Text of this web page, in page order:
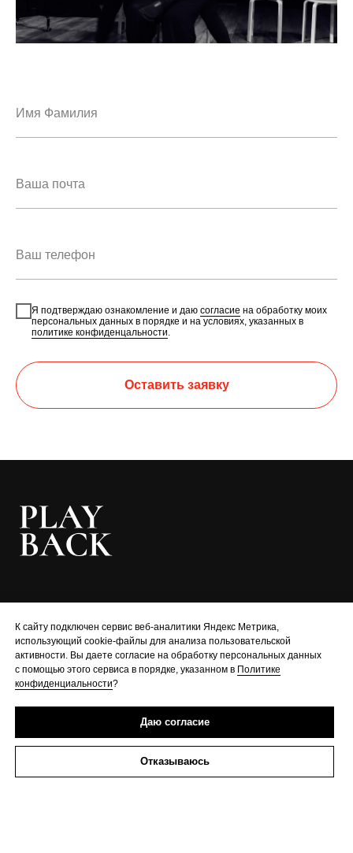
К сайту подключен сервис веб-аналитики Яндекс Метрика,
использующий cookie-файлы для анализа пользовательской
активности. Вы даете согласие на обработку персональных данных
с помощью этого сервиса в порядке, указанном в Политике
конфиденциальности?
Даю согласие
Отказываюсь
Я подтверждаю ознакомление и даю согласие на обработку моих
персональных данных в порядке и на условиях, указанных в
политике конфиденцальности.
Оставить заявку
Ванцетти, 28
+7 (912) 245-79-66
Политика
Согласие на обработку
персональных данных
Реквизиты